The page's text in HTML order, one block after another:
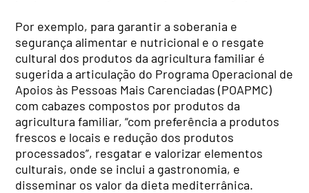
Por exemplo, para garantir a soberania e
segurança alimentar e nutricional e o resgate
cultural dos produtos da agricultura familiar é
sugerida a articulação do Programa Operacional de
Apoios às Pessoas Mais Carenciadas (POAPMC)
com cabazes compostos por produtos da
agricultura familiar, “com preferência a produtos
frescos e locais e redução dos produtos
processados”, resgatar e valorizar elementos
culturais, onde se inclui a gastronomia, e
disseminar os valor da dieta mediterrânica.